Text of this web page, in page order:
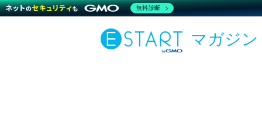
マガジン
無料診断